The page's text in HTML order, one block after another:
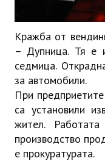
ЗАБРАВЕНАТА
СВОБОДНИ
Кражба от
– Дупница. Тя е
седмица.
за автомобили.
При
са установили
жител.
производство
е прокуратурата.